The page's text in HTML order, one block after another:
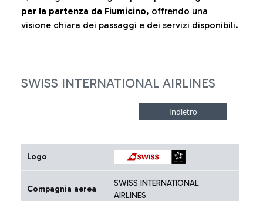
per la partenza da Fiumicino, offrendo una
visione chiara dei passaggi e dei servizi disponibili.
SWISS INTERNATIONAL AIRLINES
Logo
Compagnia aerea
SWISS INTERNATIONAL
AIRLINES